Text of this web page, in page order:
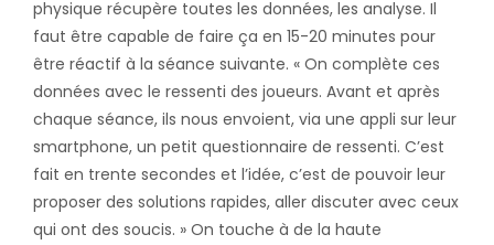
physique récupère toutes les données, les analyse. Il
faut être capable de faire ça en 15-20 minutes pour
être réactif à la séance suivante. « On complète ces
données avec le ressenti des joueurs. Avant et après
chaque séance, ils nous envoient, via une appli sur leur
smartphone, un petit questionnaire de ressenti. C’est
fait en trente secondes et l’idée, c’est de pouvoir leur
proposer des solutions rapides, aller discuter avec ceux
qui ont des soucis. » On touche à de la haute